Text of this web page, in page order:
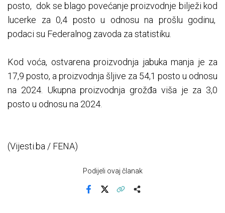
posto, dok se blago povećanje proizvodnje bilježi kod
lucerke za 0,4 posto u odnosu na prošlu godinu,
podaci su Federalnog zavoda za statistiku.
Kod voća, ostvarena proizvodnja jabuka manja je za
17,9 posto, a proizvodnja šljive za 54,1 posto u odnosu
na 2024. Ukupna proizvodnja grožđa viša je za 3,0
posto u odnosu na 2024.
(Vijesti.ba / FENA)
Podijeli ovaj članak